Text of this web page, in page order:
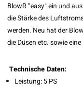
BlowR "easy" ein und
die Stärke des
werden. Neu hat der
die Düsen etc. sowie
Technische Daten:
Leistung: 5 PS